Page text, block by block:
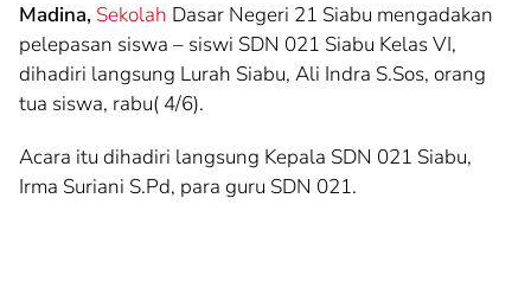
Madina, Sekolah Dasar Negeri 21 Siabu mengadakan
pelepasan siswa – siswi SDN 021 Siabu Kelas VI,
dihadiri langsung Lurah Siabu, Ali Indra S.Sos, orang
tua siswa, rabu( 4/6).
Acara itu dihadiri langsung Kepala SDN 021 Siabu,
Irma Suriani S.Pd, para guru SDN 021.